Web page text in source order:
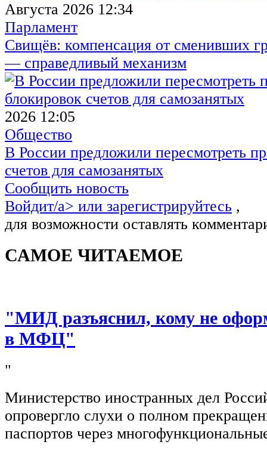
Августа 2026 12:34
Парламент
Свищёв: компенсация от сменивших
— справедливый механизм
2026 12:05
Общество
В России предложили пересмотреть
счетов для самозанятых
Сообщить новость
Войдит/a> или зарегистрируйтесь ,
для возможности оставлять
САМОЕ ЧИТАЕМОЕ
"МИД разъяснил, кому не
в МФЦ"
"
Министерство иностранных дел
опровергло слухи о полном
паспортов через